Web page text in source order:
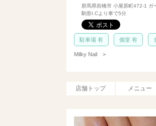
群馬県前橋市 小屋原町472-1 ガ
駒形I.Cより車で5分
駐車場 有 個室 有
Milky Nail >
店舗トップ メニュー